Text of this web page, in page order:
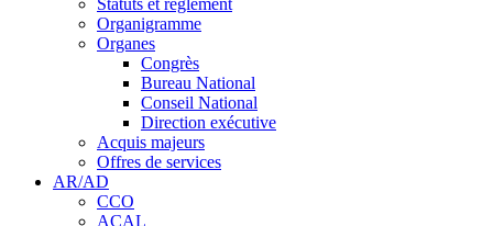
Organigramme
Organes
Congrès
Bureau National
Conseil National
Direction exécutive
Acquis majeurs
Offres de services
AR/AD
CCO
ACAL